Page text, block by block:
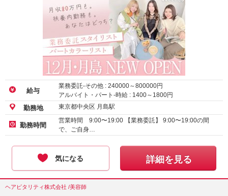
給与
業務委託-その他 : 240000～800000円
アルバイト・パート-時給 : 1400～ 1800円
勤務地 東京都中央区 月島駅
勤務時間
営業時間 9:00〜19:00 【業務委託】 9:00〜19:00の間
で、ご自身…
気になる 詳細を見る
ヘアピタリティ株式会社 /美容師